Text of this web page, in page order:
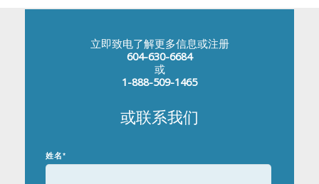
立即致电了解更多信息或注册
604-630-6684
或
1-888-509-1465
或联系我们
姓名*